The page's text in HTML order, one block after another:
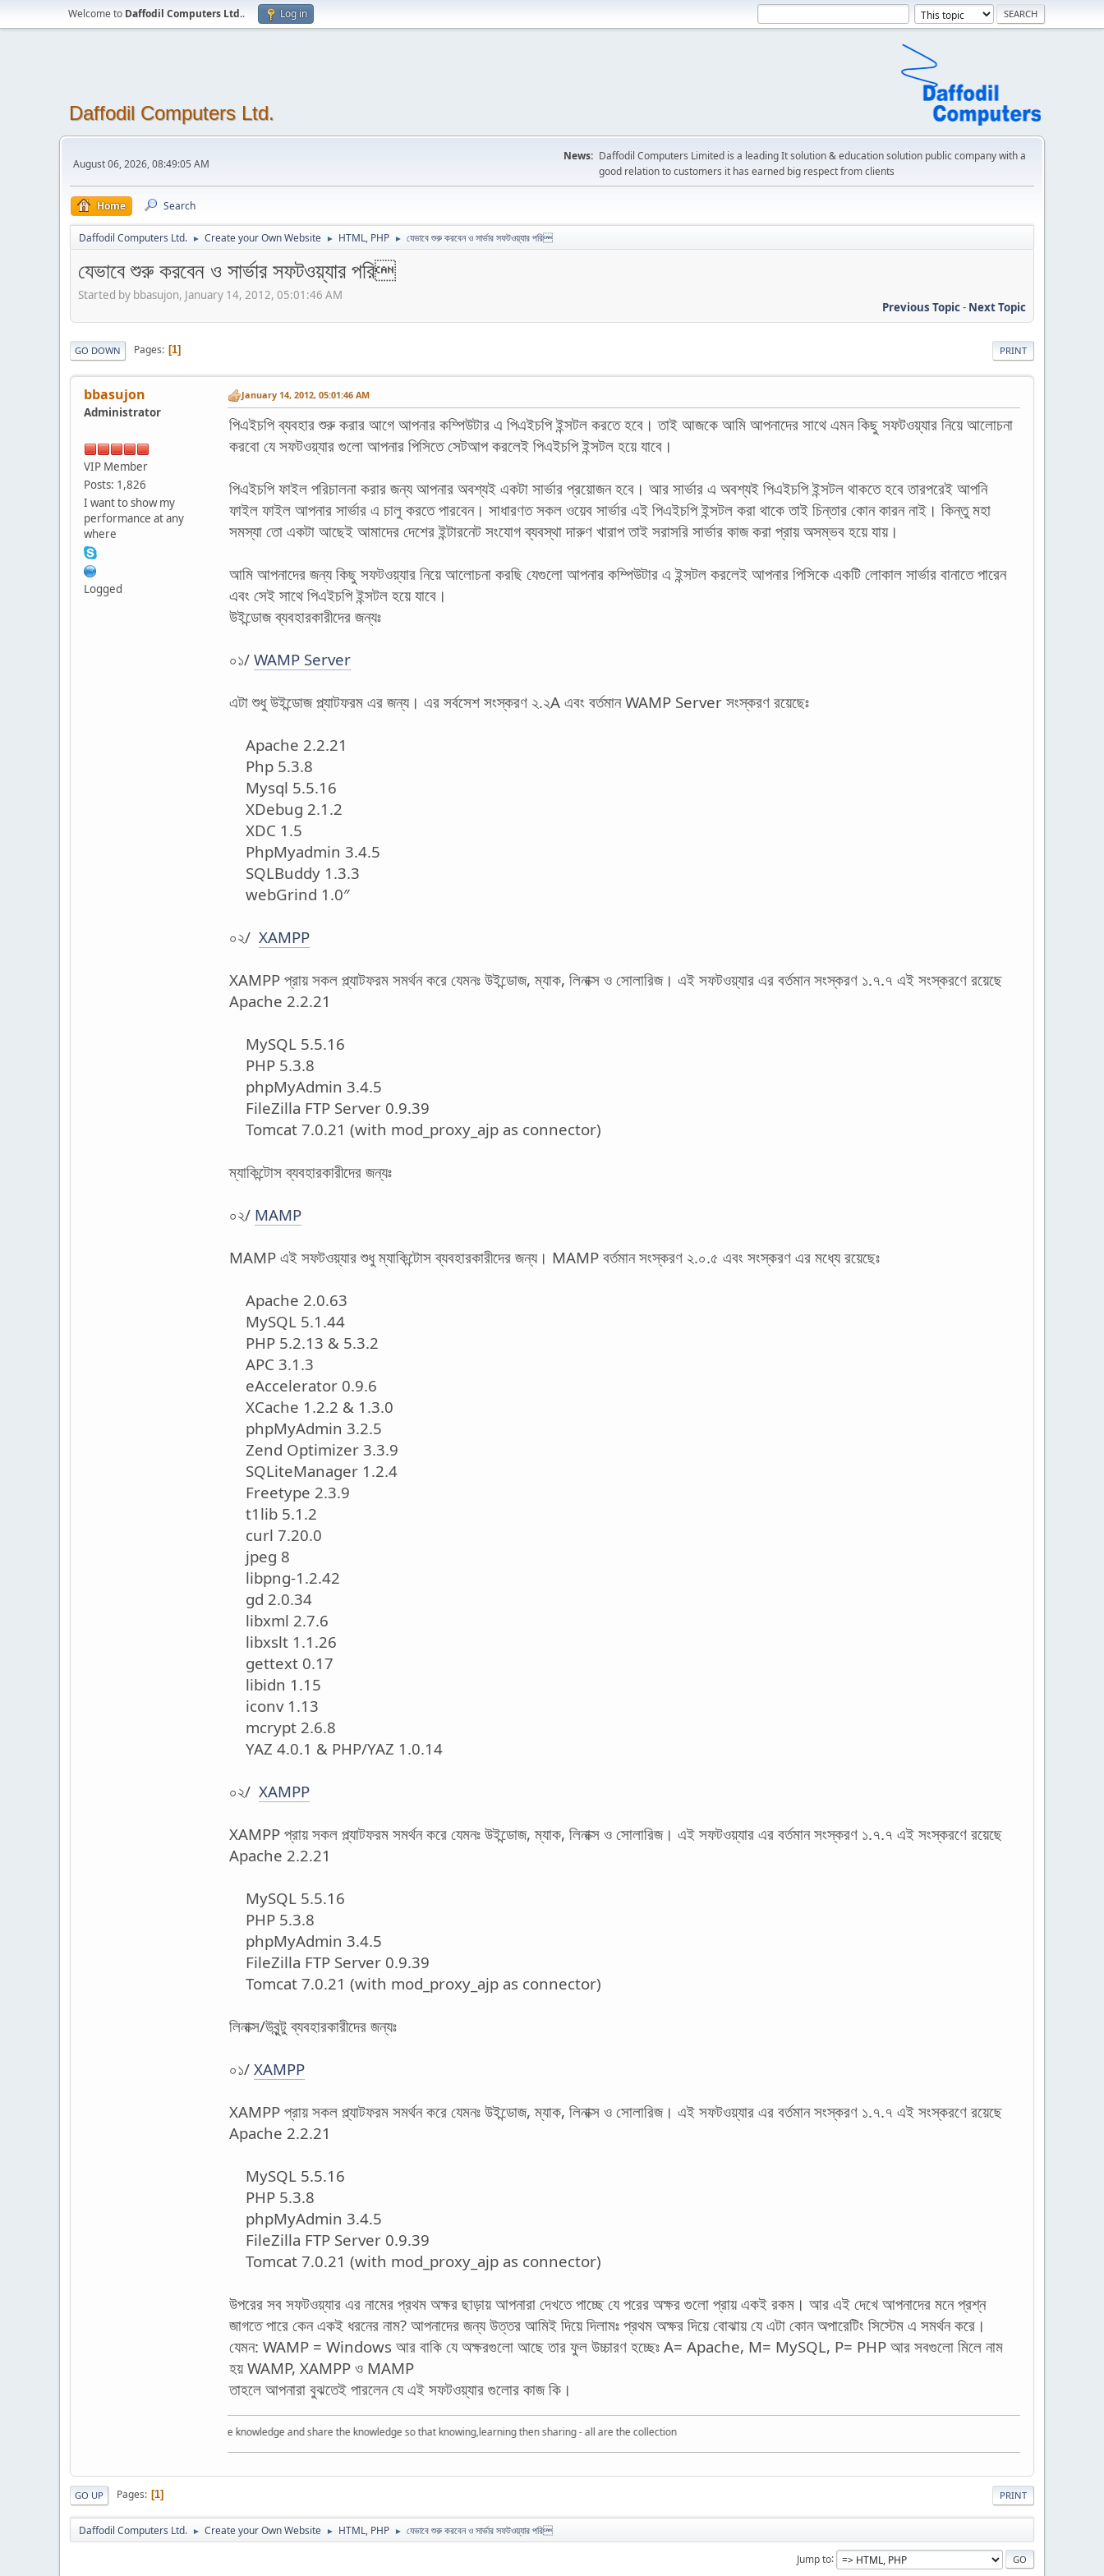
Welcome to Daffodil Computers Ltd.. Log in
Daffodil Computers Ltd.
August 06, 2026, 08:49:05 AM
News: Daffodil Computers Limited is a leading It solution & education solution public company with a
good relation to customers it has earned big respect from clients
Home Search
Daffodil Computers Ltd. ► Create your Own Website ► HTML, PHP ► যেভাবে শুরু করবেন ও সার্ভার সফটওয়্যার পরি
যেভাবে শুরু করবেন ও সার্ভার সফটওয়্যার পরি
Started by bbasujon, January 14, 2012, 05:01:46 AM
Previous Topic- Next Topic
PRINT
GO DOWN Pages 1
bbasujon
Administrator
VIP Member
Posts: 1,826
I want to show my
performance at any
where
Logged
January 14, 2012, 05:01:46 AM
পিএইচপি ব্যবহার শুরু করার আগে আপনার কম্পিউটার এ পিএইচপি ইন্সটল করতে হবে। তাই আজকে আমি আপনাদের সাথে এমন কিছু সফটওয়্যার নিয়ে আলোচনা
করবো যে সফটওয়্যার গুলো আপনার পিসিতে সেটআপ করলেই পিএইচপি ইন্সটল হয়ে যাবে।
পিএইচপি ফাইল পরিচালনা করার জন্য আপনার অবশ্যই একটা সার্ভার প্রয়োজন হবে। আর সার্ভার এ অবশ্যই পিএইচপি ইন্সটল থাকতে হবে তারপরেই আপনি
ফাইল ফাইল আপনার সার্ভার এ চালু করতে পারবেন। সাধারণত সকল ওয়েব সার্ভার এই পিএইচপি ইন্সটল করা থাকে তাই চিন্তার কোন কারন নাই। কিন্তু মহা
সমস্যা তো একটা আছেই আমাদের দেশের ইন্টারনেট সংযোগ ব্যবস্থা দারুণ খারাপ তাই সরাসরি সার্ভার কাজ করা প্রায় অসম্ভব হয়ে যায়।
আমি আপনাদের জন্য কিছু সফটওয়্যার নিয়ে আলোচনা করছি যেগুলো আপনার কম্পিউটার এ ইন্সটল করলেই আপনার পিসিকে একটি লোকাল সার্ভার বানাতে পারেন
এবং সেই সাথে পিএইচপি ইন্সটল হয়ে যাবে।
উইন্ডোজ ব্যবহারকারীদের জন্যঃ
০১/ WAMP Server
এটা শুধু উইন্ডোজ প্ল্যাটফরম এর জন্য। এর সর্বসেশ সংস্করণ ২.২A এবং বর্তমান WAMP Server সংস্করণ রয়েছেঃ
Apache 2.2.21
Php 5.3.8
Mysql 5.5.16
XDebug 2.1.2
XDC 1.5
PhpMyadmin 3.4.5
SQLBuddy 1.3.3
webGrind 1.0″
০২/ XAMPP
XAMPP প্রায় সকল প্ল্যাটফরম সমর্থন করে যেমনঃ উইন্ডোজ, ম্যাক, লিনাক্স ও সোলারিজ। এই সফটওয়্যার এর বর্তমান সংস্করণ ১.৭.৭ এই সংস্করণে রয়েছে
Apache 2.2.21
MySQL 5.5.16
PHP 5.3.8
phpMyAdmin 3.4.5
FileZilla FTP Server 0.9.39
Tomcat 7.0.21 (with mod_proxy_ajp as connector)
ম্যাকিন্টোস ব্যবহারকারীদের জন্যঃ
০২/ MAMP
MAMP এই সফটওয়্যার শুধু ম্যাকিন্টোস ব্যবহারকারীদের জন্য। MAMP বর্তমান সংস্করণ ২.০.৫ এবং সংস্করণ এর মধ্যে রয়েছেঃ
Apache 2.0.63
MySQL 5.1.44
PHP 5.2.13 & 5.3.2
APC 3.1.3
eAccelerator 0.9.6
XCache 1.2.2 & 1.3.0
phpMyAdmin 3.2.5
Zend Optimizer 3.3.9
SQLiteManager 1.2.4
Freetype 2.3.9
t1lib 5.1.2
curl 7.20.0
jpeg 8
libpng-1.2.42
gd 2.0.34
libxml 2.7.6
libxslt 1.1.26
gettext 0.17
libidn 1.15
iconv 1.13
mcrypt 2.6.8
YAZ 4.0.1 & PHP/YAZ 1.0.14
০২/ XAMPP
XAMPP প্রায় সকল প্ল্যাটফরম সমর্থন করে যেমনঃ উইন্ডোজ, ম্যাক, লিনাক্স ও সোলারিজ। এই সফটওয়্যার এর বর্তমান সংস্করণ ১.৭.৭ এই সংস্করণে রয়েছে
Apache 2.2.21
MySQL 5.5.16
PHP 5.3.8
phpMyAdmin 3.4.5
FileZilla FTP Server 0.9.39
Tomcat 7.0.21 (with mod_proxy_ajp as connector)
লিনাক্স/উবুন্টু ব্যবহারকারীদের জন্যঃ
০১/ XAMPP
XAMPP প্রায় সকল প্ল্যাটফরম সমর্থন করে যেমনঃ উইন্ডোজ, ম্যাক, লিনাক্স ও সোলারিজ। এই সফটওয়্যার এর বর্তমান সংস্করণ ১.৭.৭ এই সংস্করণে রয়েছে
Apache 2.2.21
MySQL 5.5.16
PHP 5.3.8
phpMyAdmin 3.4.5
FileZilla FTP Server 0.9.39
Tomcat 7.0.21 (with mod_proxy_ajp as connector)
উপরের সব সফটওয়্যার এর নামের প্রথম অক্ষর ছাড়ায় আপনারা দেখতে পাচ্ছে যে পরের অক্ষর গুলো প্রায় একই রকম। আর এই দেখে আপনাদের মনে প্রশ্ন
জাগতে পারে কেন একই ধরনের নাম? আপনাদের জন্য উত্তর আমিই দিয়ে দিলামঃ প্রথম অক্ষর দিয়ে বোঝায় যে এটা কোন অপারেটিং সিস্টেম এ সমর্থন করে।
যেমন: WAMP = Windows আর বাকি যে অক্ষরগুলো আছে তার ফুল উচ্চারণ হচ্ছেঃ A= Apache, M= MySQL, P= PHP আর সবগুলো মিলে নাম
হয় WAMP, XAMPP ও MAMP
তাহলে আপনারা বুঝতেই পারলেন যে এই সফটওয়্যার গুলোর কাজ কি।
Acquire the knowledge and share the knowledge so that knowing,learning then sharing - all are the collection
PRINT
GO UP Pages 1
Daffodil Computers Ltd. ► Create your Own Website ► HTML, PHP ► যেভাবে শুরু করবেন ও সার্ভার সফটওয়্যার পরি
Jump to